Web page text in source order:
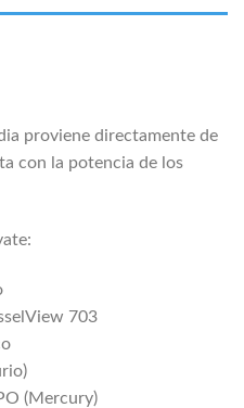
proviene directamente de
con la potencia de los
703
(Mercury)